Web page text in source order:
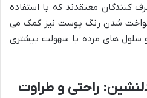
کنندگان معتقدند که با استفاده
شدن رنگ پوست نیز کمک می
سلول های مرده با سهولت بیشتری
راحتی و طراوت